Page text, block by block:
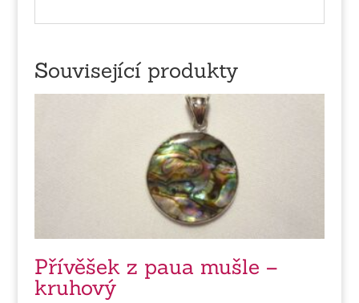
Související produkty
Přívěšek z paua mušle –
kruhový